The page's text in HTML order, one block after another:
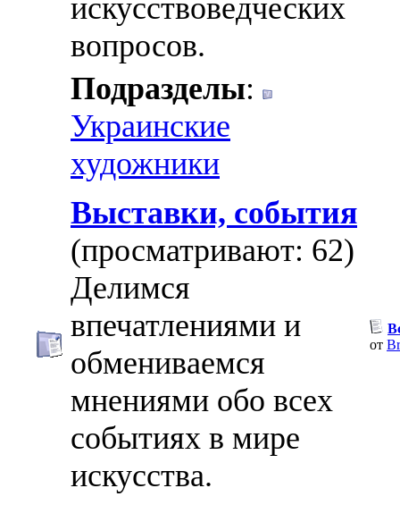
искусствоведческих
вопросов.
Подразделы:
Украинские
художники
Выставки, события
(просматривают: 62)
Делимся
впечатлениями и
обмениваемся
мнениями обо всех
событиях в мире
искусства.
от